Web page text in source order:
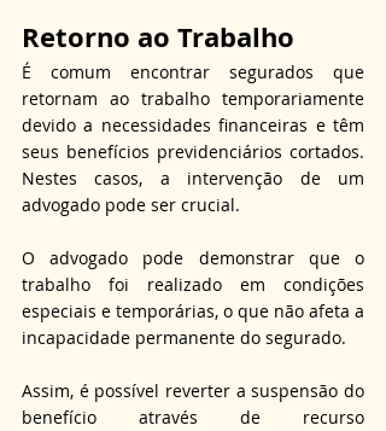
Retorno ao Trabalho
É comum encontrar segurados que
retornam ao trabalho temporariamente
devido a necessidades financeiras e têm
seus benefícios previdenciários cortados.
Nestes casos, a intervenção de um
advogado pode ser crucial.
O advogado pode demonstrar que o
trabalho foi realizado em condições
especiais e temporárias, o que não afeta a
incapacidade permanente do segurado.
Assim, é possível reverter a suspensão do
benefício através de recurso